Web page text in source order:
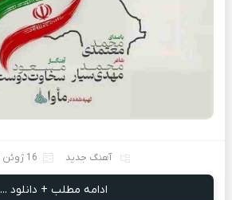
آهنگ جدید 16 ژوئن 2025
ادامه مطلب + دانلود ...